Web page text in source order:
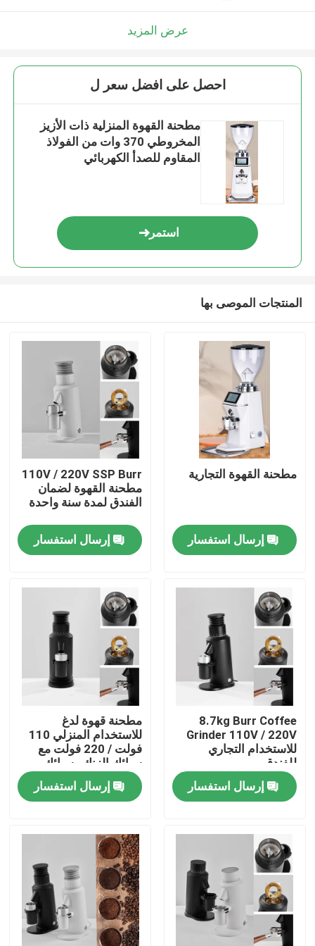
الصفحة الرئيسية
عرض الواقع الافتراضي
معلومات عنا
جولة في المعمل
مراقبة الجودة
اتصل بنا
حالات
مطحنة حبوب البن
مطحنة القهوة
عرض المزيد
احصل على افضل سعر ل
مطحنة القهوة المنزلية ذات الأزيز
المخروطي 370 وات من الفولاذ
المقاوم للصدأ الكهربائي
استمر
المنتجات الموصى بها
مطحنة القهوة التجارية
إرسال استفسار
110V / 220V SSP Burr
مطحنة القهوة لضمان
الفندق لمدة سنة واحدة
إرسال استفسار
8.7kg Burr Coffee
Grinder 110V / 220V
للاستخدام التجاري
للفندق
إرسال استفسار
مطحنة قهوة لدغ
للاستخدام المنزلي 110
فولت / 220 فولت مع
سبائك الزنك وسبائك
الألومنيوم
إرسال استفسار